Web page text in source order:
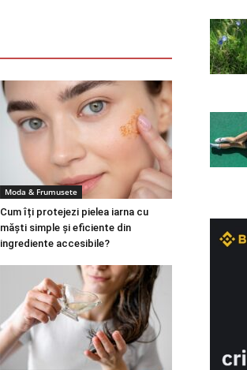
Moda & Frumusete
Cum îți protejezi pielea iarna cu
măști simple și eficiente din
ingrediente accesibile?